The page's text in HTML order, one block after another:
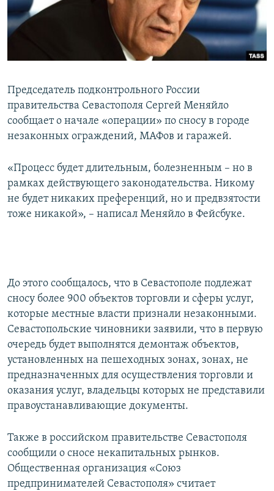
ПОБЕДИТЕЛЕЙ НЕ СУДЯТ?
ПРИСОЕДИНЯЙТЕСЬ!
Все сайты RFE/RL
Председатель подконтрольного России
правительства Севастополя Сергей Меняйло
сообщает о начале «операции» по сносу в городе
незаконных ограждений, МАФов и гаражей.
«Процесс будет длительным, болезненным – но в
рамках действующего законодательства. Никому
не будет никаких преференций, но и предвзятости
тоже никакой», – написал Меняйло в Фейсбуке.
До этого сообщалось, что в Севастополе подлежат
сносу более 900 объектов торговли и сферы услуг,
которые местные власти признали незаконными.
Севастопольские чиновники заявили, что в первую
очередь будет выполнятся демонтаж объектов,
установленных на пешеходных зонах, зонах, не
предназначенных для осуществления торговли и
оказания услуг, владельцы которых не представили
правоустанавливающие документы.
Также в российском правительстве Севастополя
сообщили о сносе некапитальных рынков.
Общественная организация «Союз
предпринимателей Севастополя» считает